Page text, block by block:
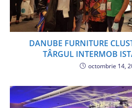
DANUBE FURNITURE
TÂRGUL INTERMOB
octombrie 14,